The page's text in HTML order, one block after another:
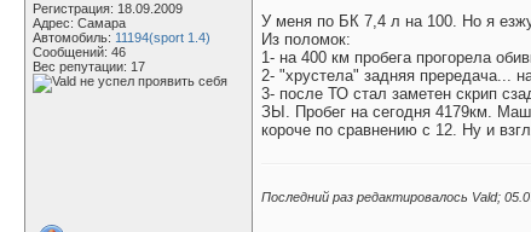
Регистрация: 18.09.2009
Адрес: Самара
Автомобиль: 11194(sport 1.4)
Сообщений: 46
Вес репутации: 17
У меня по БК 7,4 л на 100. Но я
Из поломок:
1- на 400 км пробега прогорела
2- "хрустела" задняя прередача...
3- после ТО стал заметен скрип
ЗЫ. Пробег на сегодня 4179км.
короче по сравнению с 12. Ну и
Последний раз редактировалось Vald;